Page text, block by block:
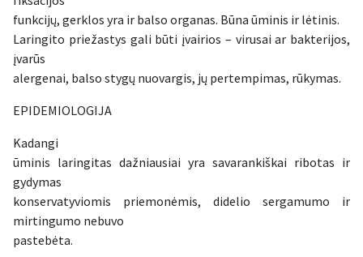
funkcijų, gerklos yra ir balso organas. Būna ūminis ir lėtinis.
Laringito priežastys gali būti įvairios – virusai ar bakterijos,
įvarūs
alergenai, balso stygų nuovargis, jų pertempimas, rūkymas.
EPIDEMIOLOGIJA
Kadangi
ūminis laringitas dažniausiai yra savarankiškai ribotas ir
gydymas
konservatyviomis priemonėmis, didelio sergamumo ir
mirtingumo nebuvo
pastebėta.